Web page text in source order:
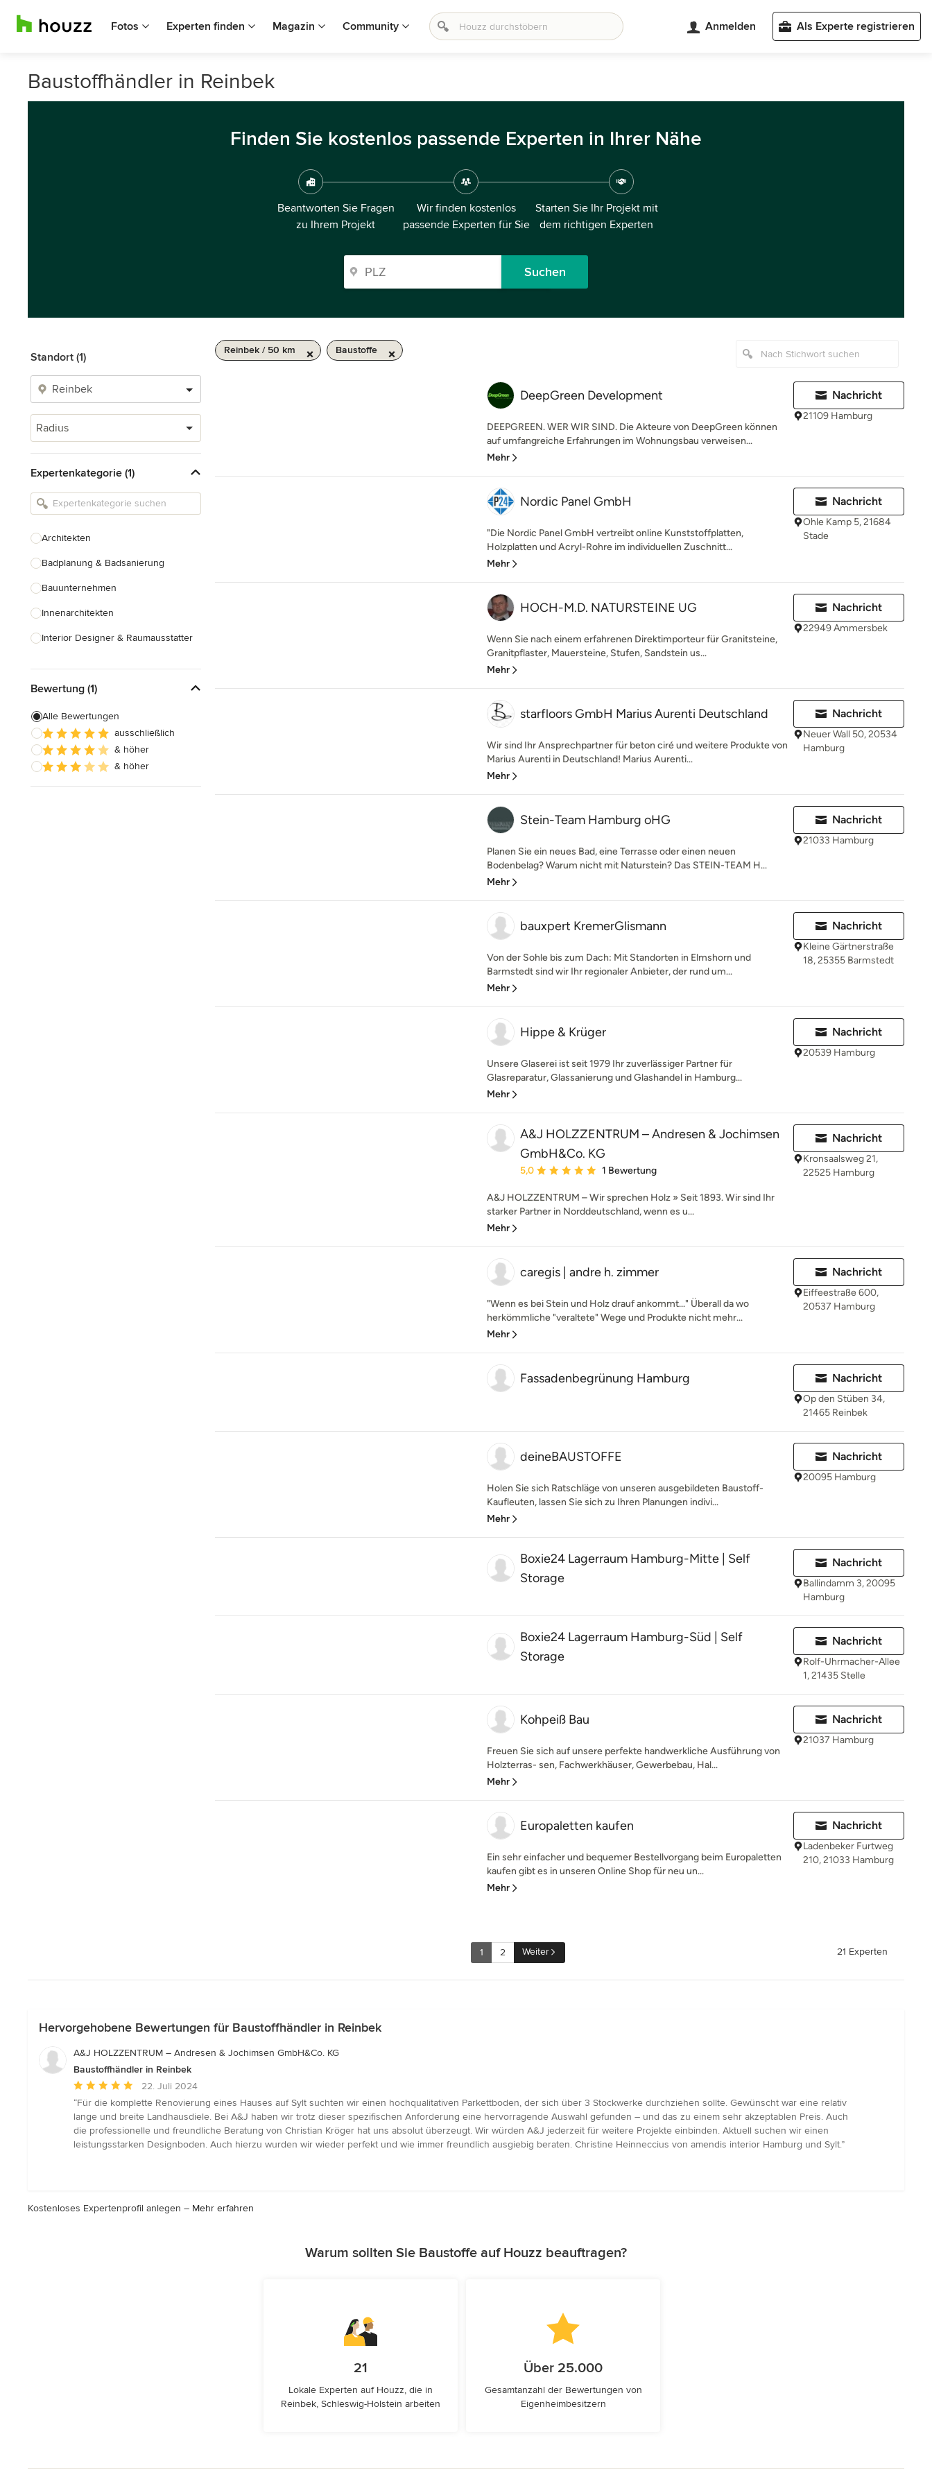
Fotos Experten finden Magazin Community Anmelden Als Experte registrieren
Baustoffhändler in Reinbek
Finden Sie kostenlos passende Experten in Ihrer Nähe
Beantworten Sie Fragen
zu Ihrem Projekt
Wir finden kostenlos
passende Experten für Sie
Starten Sie Ihr Projekt mit
dem richtigen Experten
Suchen
Standort (1)
Radius
Expertenkategorie (1)
Architekten
Badplanung & Badsanierung
Bauunternehmen
Innenarchitekten
Interior Designer & Raumausstatter
Landschaftsarchitekten
Armaturen & Sanitärbedarf
Beleuchtung
Einbauschränke
Bewertung (1)
Alle Bewertungen
ausschließlich
& höher
& höher
Reinbek / 50 km Baustoffe
DeepGreen Development
DEEPGREEN. WER WIR SIND. Die Akteure von DeepGreen können
auf umfangreiche Erfahrungen im Wohnungsbau verweisen...
Mehr
Nachricht
21109 Hamburg
Nordic Panel GmbH
"Die Nordic Panel GmbH vertreibt online Kunststoffplatten,
Holzplatten und Acryl-Rohre im individuellen Zuschnitt...
Mehr
Nachricht
Ohle Kamp 5, 21684
Stade
HOCH-M.D. NATURSTEINE UG
Wenn Sie nach einem erfahrenen Direktimporteur für Granitsteine,
Granitpflaster, Mauersteine, Stufen, Sandstein us...
Mehr
Nachricht
22949 Ammersbek
starfloors GmbH Marius Aurenti Deutschland
Wir sind Ihr Ansprechpartner für beton ciré und weitere Produkte von
Marius Aurenti in Deutschland! Marius Aurenti...
Mehr
Nachricht
Neuer Wall 50, 20534
Hamburg
Stein-Team Hamburg oHG
Planen Sie ein neues Bad, eine Terrasse oder einen neuen
Bodenbelag? Warum nicht mit Naturstein? Das STEIN-TEAM H...
Mehr
Nachricht
21033 Hamburg
bauxpert KremerGlismann
Von der Sohle bis zum Dach: Mit Standorten in Elmshorn und
Barmstedt sind wir Ihr regionaler Anbieter, der rund um...
Mehr
Nachricht
Kleine Gärtnerstraße
18, 25355 Barmstedt
Hippe & Krüger
Unsere Glaserei ist seit 1979 Ihr zuverlässiger Partner für
Glasreparatur, Glassanierung und Glashandel in Hamburg...
Mehr
Nachricht
20539 Hamburg
A&J HOLZZENTRUM – Andresen & Jochimsen
GmbH&Co. KG
Durchschnittliche Bewertung: 5 von 5 Sternen
5,0 1 Bewertung
A&J HOLZZENTRUM – Wir sprechen Holz » Seit 1893. Wir sind Ihr
starker Partner in Norddeutschland, wenn es u...
Mehr
Nachricht
Kronsaalsweg 21,
22525 Hamburg
caregis | andre h. zimmer
"Wenn es bei Stein und Holz drauf ankommt..." Überall da wo
herkömmliche "veraltete" Wege und Produkte nicht mehr...
Mehr
Nachricht
Eiffeestraße 600,
20537 Hamburg
Fassadenbegrünung Hamburg Nachricht
Op den Stüben 34,
21465 Reinbek
deineBAUSTOFFE
Holen Sie sich Ratschläge von unseren ausgebildeten Baustoff-
Kaufleuten, lassen Sie sich zu Ihren Planungen indivi...
Mehr
Nachricht
20095 Hamburg
Boxie24 Lagerraum Hamburg-Mitte | Self
Storage
Nachricht
Ballindamm 3, 20095
Hamburg
Boxie24 Lagerraum Hamburg-Süd | Self
Storage
Nachricht
Rolf-Uhrmacher-Allee
1, 21435 Stelle
Kohpeiß Bau
Freuen Sie sich auf unsere perfekte handwerkliche Ausführung von
Holzterras- sen, Fachwerkhäuser, Gewerbebau, Hal...
Mehr
Nachricht
21037 Hamburg
Europaletten kaufen
Ein sehr einfacher und bequemer Bestellvorgang beim Europaletten
kaufen gibt es in unseren Online Shop für neu un...
Mehr
Nachricht
Ladenbeker Furtweg
210, 21033 Hamburg
1 2 Weiter 21 Experten
Hervorgehobene Bewertungen für Baustoffhändler in Reinbek
A&J HOLZZENTRUM – Andresen & Jochimsen GmbH&Co. KG
Baustoffhändler in Reinbek
Durchschnittliche
Bewertung:
5
von
5
22. Juli 2024
“Für die komplette Renovierung eines Hauses auf Sylt suchten wir einen hochqualitativen Parkettboden, der sich über 3 Stockwerke durchziehen sollte. Gewünscht war eine relativ
lange und breite Landhausdiele. Bei A&J haben wir trotz dieser spezifischen Anforderung eine hervorragende Auswahl gefunden – und das zu einem sehr akzeptablen Preis. Auch
die professionelle und freundliche Beratung von Christian Kröger hat uns absolut überzeugt. Wir würden A&J jederzeit für weitere Projekte einbinden. Aktuell suchen wir einen
leistungsstarken Designboden. Auch hierzu wurden wir wieder perfekt und wie immer freundlich ausgiebig beraten. Christine Heinneccius von amendis interior Hamburg und Sylt.”
Kostenloses Expertenprofil anlegen – Mehr erfahren
Warum sollten Sie Baustoffe auf Houzz beauftragen?
21
Lokale Experten auf Houzz, die in
Reinbek, Schleswig-Holstein arbeiten
Über 25.000
Gesamtanzahl der Bewertungen von
Eigenheimbesitzern